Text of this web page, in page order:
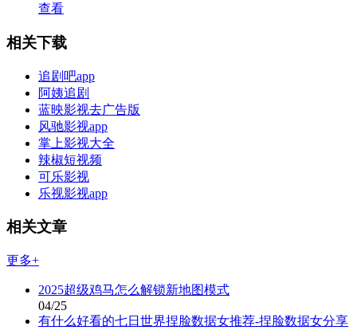
查看
相关下载
追剧吧app
阿姨追剧
蓝映影视去广告版
风驰影视app
掌上影视大全
辣椒短视频
可乐影视
乐视影视app
相关文章
更多+
2025超级鸡马怎么解锁新地图模式
04/25
有什么好看的七日世界捏脸数据女推荐-捏脸数据女分享